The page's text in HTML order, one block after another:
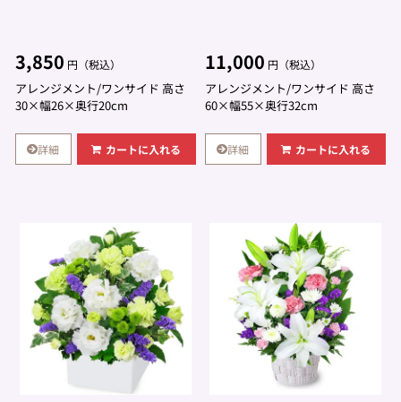
3,850 円（税込）
アレンジメント/ワンサイド 高さ
30×幅26×奥行20cm
詳細 カートに入れる
11,000 円（税込）
アレンジメント/ワンサイド 高さ
60×幅55×奥行32cm
詳細 カートに入れる